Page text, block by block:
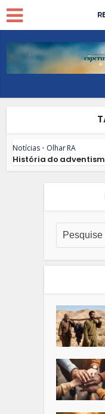
Notícias • Olhar RA
História do